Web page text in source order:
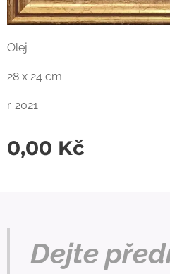
Olej
28 x 24 cm
r. 2021
0,00 Kč
Dejte